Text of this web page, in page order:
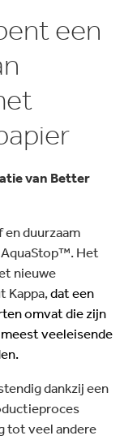
een
van Better
duurzaam
Het
nieuwe
Kappa,dat een
omvat die zijn
veeleisende
dankzij een
tot veel andere